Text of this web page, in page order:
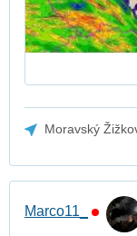
Moravský
Marco11_